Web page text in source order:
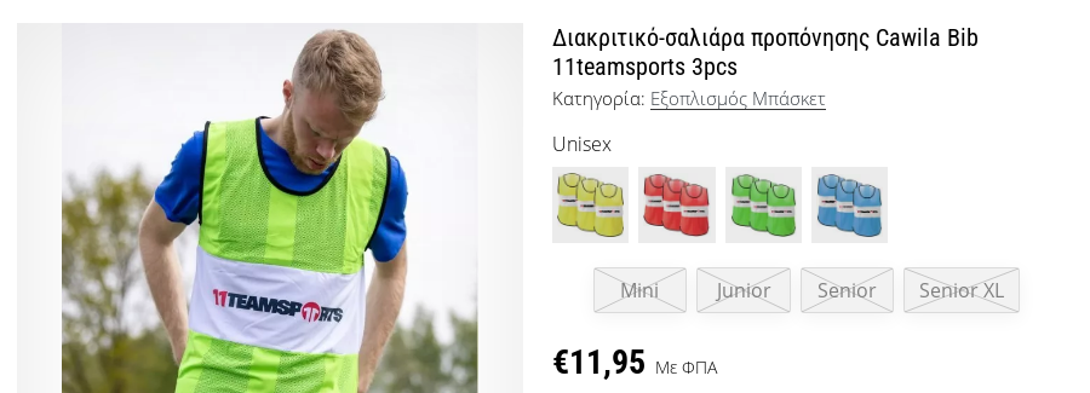
Διακριτικό-σαλιάρα προπόνησης Cawila Bib
11teamsports 3pcs
Κατηγορία: Εξοπλισμός Μπάσκετ
Unisex
Mini Junior Senior Senior XL
€11,95 Με ΦΠΑ